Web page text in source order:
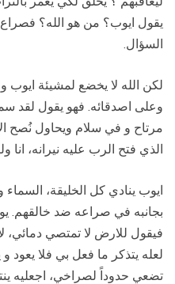
يقول ايوب؟ من هو الله؟ فصراع
السؤال.
لكن الله لا يخضع لمشيئة ايوب
وعلى اصدقائه. فهو يقول لقد
مرتاح و في سلام ويحاول نُصح
الذي فتح الرب عليه نيرانه، انا
ايوب ينادي كل الخليقة،
بجانبه في صراعه ضد خالقهم.
فيقول للارض لا تمتصي دمائي، لا
لعله يتذكر ما فعل بي فلا يعود و
تضعي حدوداً لصراخي، اجعليه